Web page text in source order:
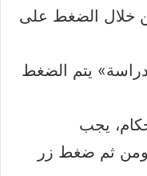
على بوابة سفير2 من خلال الضغط على
يتم الضغط
يجب
ومن ثم ضغط زر